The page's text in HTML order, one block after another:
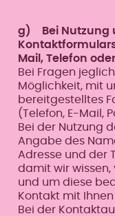
g) Bei Nutzung
Mail, Telefon
Bei Fragen
Möglichkeit, mit
bereitgestelltes
(Telefon, E-Mail,
Bei der Nutzung
Angabe des
Adresse und der
damit wir
und um diese
Kontakt mit
Bei der